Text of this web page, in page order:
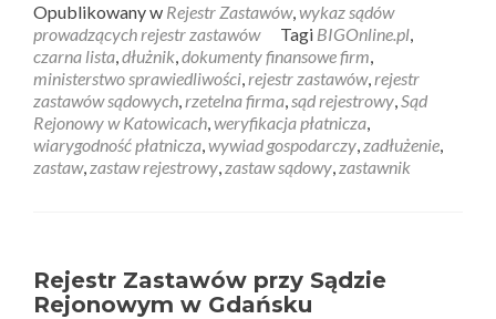
Opublikowany w Rejestr Zastawów,wykaz sądów
prowadzących rejestr zastawów
Tagi BIGOnline.pl,
czarna lista,dłużnik,dokumenty finansowe firm,
ministerstwo sprawiedliwości,rejestr zastawów,rejestr
zastawów sądowych,rzetelna firma,sąd rejestrowy,Sąd
Rejonowy w Katowicach,weryfikacja płatnicza,
wiarygodność płatnicza,wywiad gospodarczy,zadłużenie,
zastaw,zastaw rejestrowy,zastaw sądowy,zastawnik
Rejestr Zastawów przy Sądzie
Rejonowym w Gdańsku